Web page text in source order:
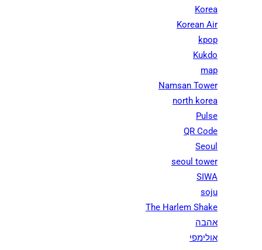
Korea
Korean Air
kpop
Kukdo
map
Namsan Tower
north korea
Pulse
QR Code
Seoul
seoul tower
SIWA
soju
The Harlem Shake
אהבה
אולימפי